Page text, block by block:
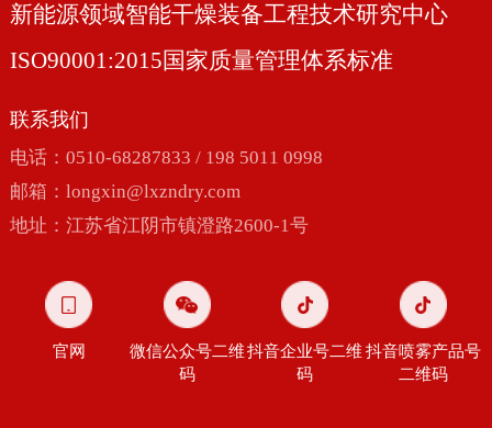
新能源领域智能干燥装备工程技术研究中心
ISO90001:2015国家质量管理体系标准
联系我们
电话：0510-68287833 / 198 5011 0998
邮箱： longxin@lxzndry.com
地址：江苏省江阴市镇澄路2600-1号
官网
微信公众号二维
码
抖音企业号二维
码
抖音喷雾产品号
二维码